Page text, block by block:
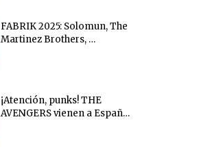
FABRIK 2025: Solomun, The
Martinez Brothers, …
¡Atención, punks! THE
AVENGERS vienen a Españ…